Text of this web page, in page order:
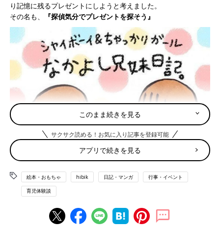
り記憶に残るプレゼントにしようと考えました。
その名も、
『探偵気分でプレゼントを探そう』
「なかよし兄妹日記」今までのお話はこちら
『探偵気分でプレゼントを探そう』大作戦のやり方
このまま続きを見る
サクサク読める！お気に入り記事を登録可能
アプリで続きを見る
絵本・おもちゃ hibik 日記・マンガ 行事・イベント
育児体験談